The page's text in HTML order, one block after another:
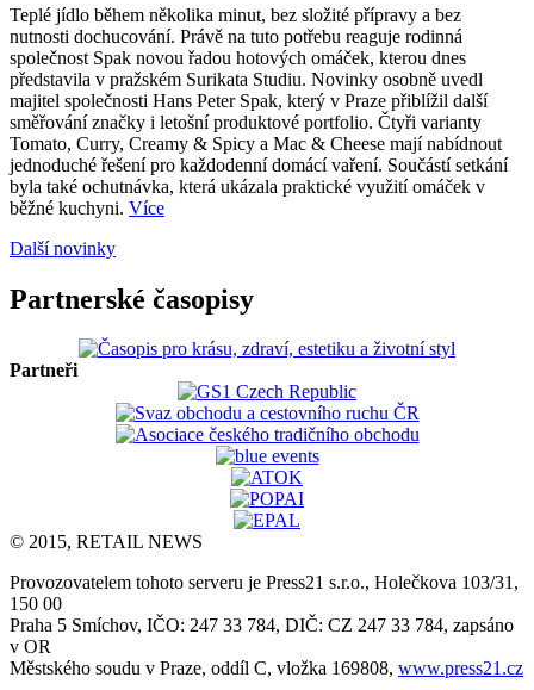
Teplé jídlo během několika minut, bez složité přípravy a bez
nutnosti dochucování. Právě na tuto potřebu reaguje rodinná
společnost Spak novou řadou hotových omáček, kterou dnes
představila v pražském Surikata Studiu. Novinky osobně uvedl
majitel společnosti Hans Peter Spak, který v Praze přiblížil další
směřování značky i letošní produktové portfolio. Čtyři varianty
Tomato, Curry, Creamy & Spicy a Mac & Cheese mají nabídnout
jednoduché řešení pro každodenní domácí vaření. Součástí setkání
byla také ochutnávka, která ukázala praktické využití omáček v
běžné kuchyni. Více
Další novinky
Partnerské časopisy
Partneři
© 2015, RETAIL NEWS
Provozovatelem tohoto serveru je Press21 s.r.o., Holečkova 103/31,
150 00
Praha 5 Smíchov, IČO: 247 33 784, DIČ: CZ 247 33 784, zapsáno
v OR
Městského soudu v Praze, oddíl C, vložka 169808, www.press21.cz